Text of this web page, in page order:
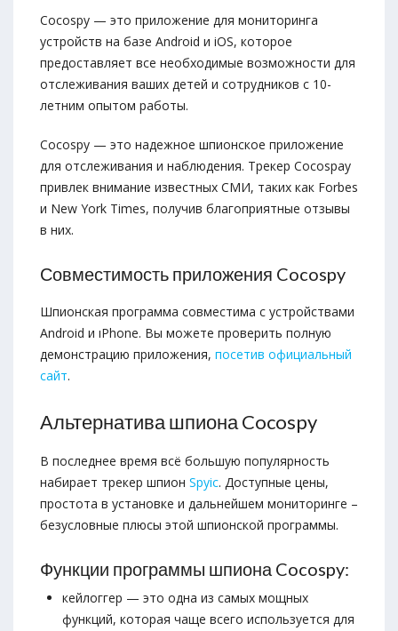
Cocospy — это приложение для мониторинга
устройств на базе Android и iOS, которое
предоставляет все необходимые возможности для
отслеживания ваших детей и сотрудников с 10-
летним опытом работы.
Cocospy — это надежное шпионское приложение
для отслеживания и наблюдения. Трекер Cocospay
привлек внимание известных СМИ, таких как Forbes
и New York Times, получив благоприятные отзывы
в них.
Совместимость приложения Cocospy
Шпионская программа совместима с устройствами
Android и ıPhone. Вы можете проверить полную
демонстрацию приложения, посетив официальный
сайт.
Альтернатива шпиона Cocospy
В последнее время всё большую популярность
набирает трекер шпион Spyic. Доступные цены,
простота в установке и дальнейшем мониторинге –
безусловные плюсы этой шпионской программы.
Функции программы шпиона Cocospy:
кейлоггер — это одна из самых мощных
функций, которая чаще всего используется для